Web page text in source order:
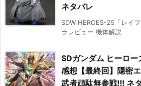
ネタバレ
SDW HEROES-25「レイ
ラレビュー 機体解説
SDガンダム ヒーロ
感想【最終回】隠密
武者頑駄無参戦!!! ネ